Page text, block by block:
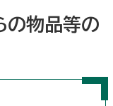
の物品等の